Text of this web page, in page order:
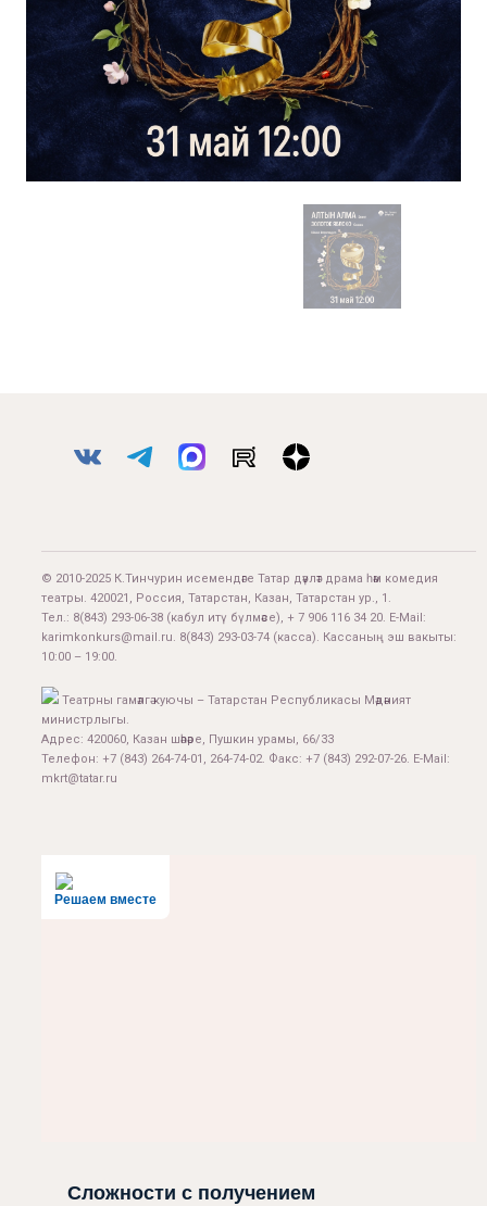
© 2010-2025 К.Тинчурин исемендәге Татар дәүләт драма һәм комедия
театры. 420021, Россия, Татарстан, Казан, Татарстан ур., 1.
Тел.: 8(843) 293-06-38 (кабул итү бүлмәсе), + 7 906 116 34 20. E-Mail:
karimkonkurs@mail.ru. 8(843) 293-03-74 (касса). Кассаның эш вакыты:
10:00 – 19:00.
Театрны гамәлгә куючы – Татарстан Республикасы Мәдәният
министрлыгы.
Адрес: 420060, Казан шәһәре, Пушкин урамы, 66/33
Телефон: +7 (843) 264-74-01, 264-74-02. Факс: +7 (843) 292-07-26. E-Mail:
mkrt@tatar.ru
Решаем вместе
Сложности с получением